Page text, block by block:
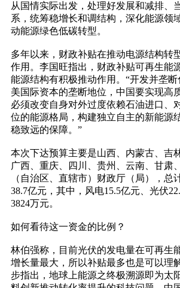
从国情实际出发，处理好发展和减排、
系，统筹稳增长和调结构，深化能源领
动能源绿色低碳转型。
多年以来，财政补贴在推动电源结构转
作用。李国旺指出，财政补贴可再生能
能源结构有积极推动作用。“开发并垄
美国际资本的垄断地位，中国要实现高
必须改变自身对外过度依赖石油进口、
位的能源格局，构建独立自主的新能源
稳致远的保障。”
本次下达预算主要是山西、内蒙古、吉
广西、重庆、四川、贵州、云南、甘肃
（自治区、直辖市）财政厅（局），总
38.7亿元，其中，风电15.5亿元、光伏
3824万元。
如何看待这一资金的比例？
林伯强称，目前光伏的发电量在可再生
增长量最大，所以补贴最多也是可以理
步指出，地球上能源之终极溯源即为太